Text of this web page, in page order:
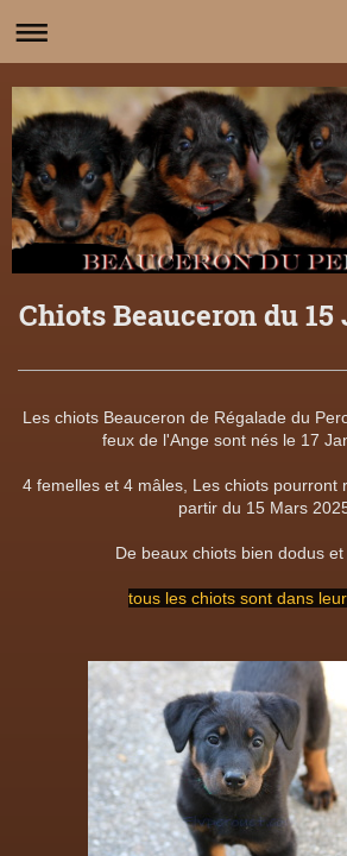
Chiots Beauceron du
Les chiots Beauceron de Régalade du
feux de l'Ange sont nés le 17
4 femelles et 4 mâles, Les chiots pourront
partir du 15 Mars
De beaux chiots bien dodus et
tous les chiots sont dans